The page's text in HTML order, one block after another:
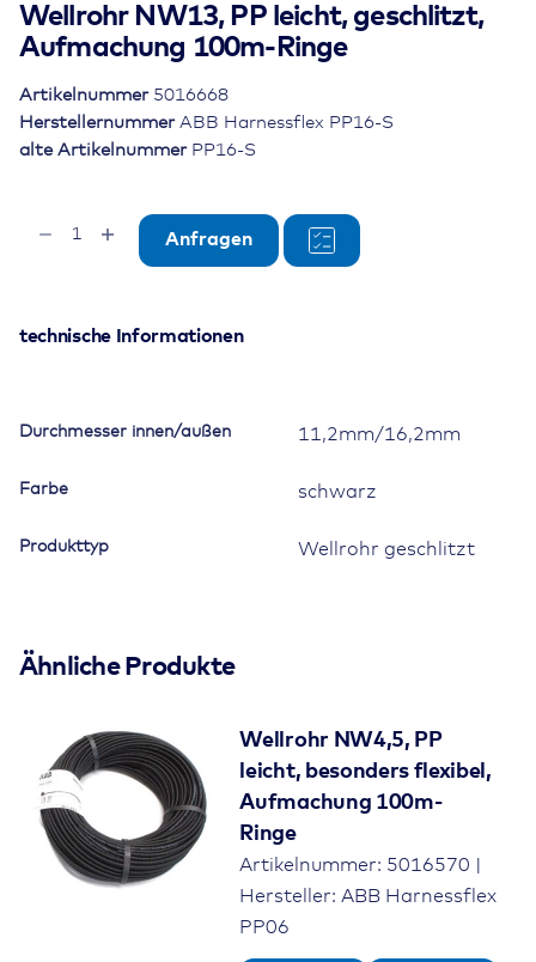
Wellrohr NW13, PP leicht, geschlitzt,
Aufmachung 100m-Ringe
alte Artikelnummer PP16-S
Herstellernummer ABB Harnessflex PP16-S
Artikelnummer 5016668
geschlitzt,
Menge
Anfragen
technische Informationen
Durchmesser innen/außen 11,2mm/16,2mm
Farbe schwarz
Produkttyp Wellrohr geschlitzt
Ähnliche Produkte
Wellrohr NW4,5, PP
leicht, besonders flexibel,
Aufmachung 100m-
Ringe
Artikelnummer: 5016570 |
Hersteller: ABB Harnessflex
PP06